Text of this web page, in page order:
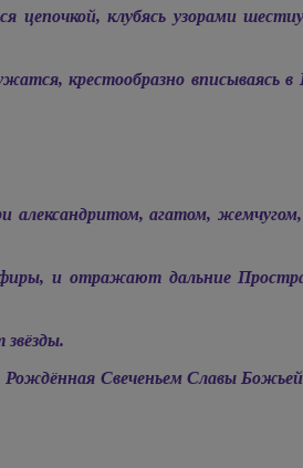
клубясь узорами
крестообразно вписываясь в
александритом, агатом,
и отражают дальние
Свеченьем Славы